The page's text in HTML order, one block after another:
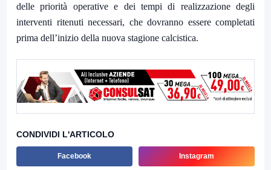
delle priorità operative e dei tempi di realizzazione degli
interventi ritenuti necessari, che dovranno essere completati
prima dell’inizio della nuova stagione calcistica.
CONDIVIDI L'ARTICOLO
Facebook Instagram